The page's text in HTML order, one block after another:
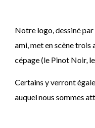
Notre logo, dessiné
ami, met en scène trois
cépage (le Pinot Noir,
Certains y verront
auquel nous sommes